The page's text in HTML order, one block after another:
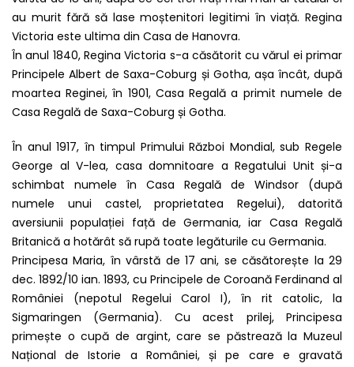
au murit fără să lase moștenitori legitimi în viață. Regina
Victoria este ultima din Casa de Hanovra.
În anul 1840, Regina Victoria s-a căsătorit cu vărul ei primar
Principele Albert de Saxa-Coburg și Gotha, așa încât, după
moartea Reginei, în 1901, Casa Regală a primit numele de
Casa Regală de Saxa-Coburg și Gotha.
În anul 1917, în timpul Primului Război Mondial, sub Regele
George al V-lea, casa domnitoare a Regatului Unit și-a
schimbat numele în Casa Regală de Windsor (după
numele unui castel, proprietatea Regelui), datorită
aversiunii populației față de Germania, iar Casa Regală
Britanică a hotărât să rupă toate legăturile cu Germania.
Principesa Maria, în vârstă de 17 ani, se căsătorește la 29
dec. 1892/10 ian. 1893, cu Principele de Coroană Ferdinand al
României (nepotul Regelui Carol I), în rit catolic, la
Sigmaringen (Germania). Cu acest prilej, Principesa
primește o cupă de argint, care se păstrează la Muzeul
Național de Istorie a României, și pe care e gravată